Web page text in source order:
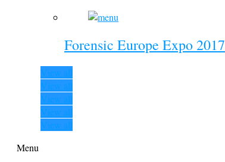
Forensic Europe Expo 2017
View all
View all
View all
View all
View all
Menu